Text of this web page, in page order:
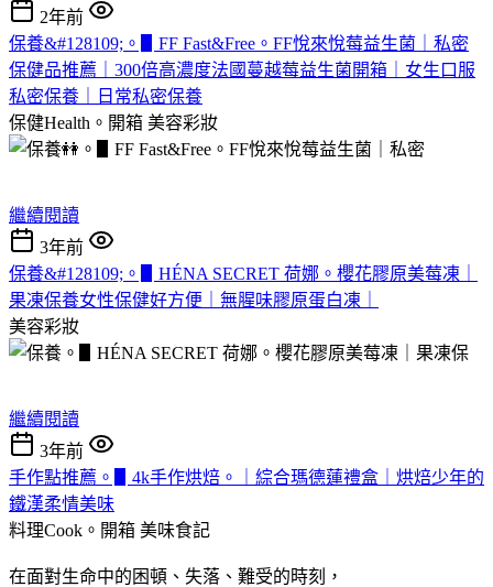
2年前
保養&#128109;。▋FF Fast&Free。FF悅來悅莓益生菌｜私密
保健品推薦｜300倍高濃度法國蔓越莓益生菌開箱｜女生口服
私密保養｜日常私密保養
保健Health。開箱 美容彩妝
繼續閱讀
3年前
保養&#128109;。▋HÉNA SECRET 荷娜。櫻花膠原美莓凍｜
果凍保養女性保健好方便｜無腥味膠原蛋白凍｜
美容彩妝
繼續閱讀
3年前
手作點推薦。▋4k手作烘焙。｜綜合瑪德蓮禮盒｜烘焙少年的
鐵漢柔情美味
料理Cook。開箱 美味食記
在面對生命中的困頓、失落、難受的時刻，